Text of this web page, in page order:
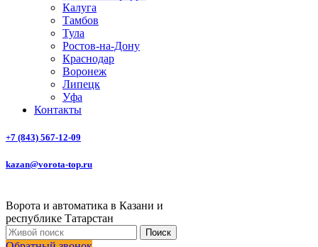
Калуга
Тамбов
Тула
Ростов-на-Дону
Краснодар
Воронеж
Липецк
Уфа
Контакты
+7 (843) 567-12-09
kazan@vorota-top.ru
Ворота и автоматика в Казани и
республике Татарстан
Поиск